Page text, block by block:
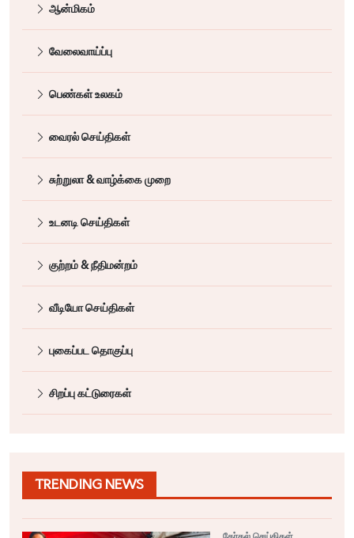
ஆன்மிகம்
வேலைவாய்ப்பு
பெண்கள் உலகம்
வைரல் செய்திகள்
சுற்றுலா & வாழ்க்கை முறை
உடனடி செய்திகள்
குற்றம் & நீதிமன்றம்
வீடியோ செய்திகள்
புகைப்பட தொகுப்பு
சிறப்பு கட்டுரைகள்
TRENDING NEWS